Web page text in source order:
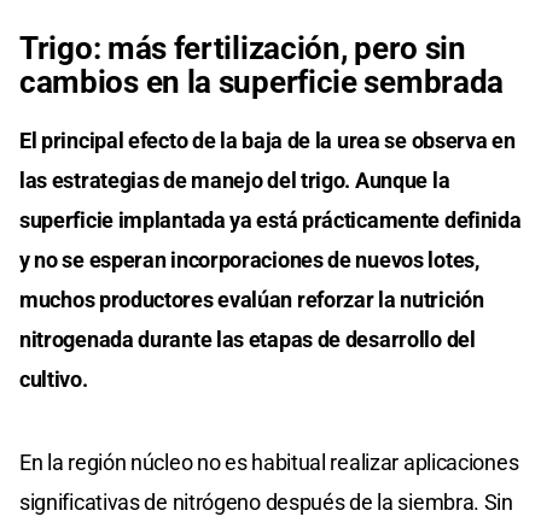
Trigo: más fertilización, pero sin
cambios en la superficie sembrada
El principal efecto de la baja de la urea se observa en
las estrategias de manejo del trigo. Aunque la
superficie implantada ya está prácticamente definida
y no se esperan incorporaciones de nuevos lotes,
muchos productores evalúan reforzar la nutrición
nitrogenada durante las etapas de desarrollo del
cultivo.
En la región núcleo no es habitual realizar aplicaciones
significativas de nitrógeno después de la siembra. Sin